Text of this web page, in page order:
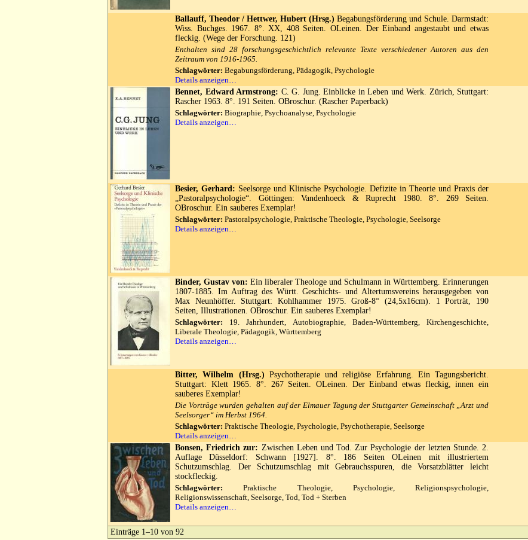
Ballauff, Theodor / Hettwer, Hubert (Hrsg.) Begabungsförderung und Schule. Darmstadt:
Wiss. Buchges. 1967. 8°. XX, 408 Seiten. OLeinen. Der Einband angestaubt und etwas
fleckig. (Wege der Forschung. 121)
Enthalten sind 28 forschungsgeschichtlich relevante Texte verschiedener Autoren aus den
Zeitraum von 1916-1965.
Schlagwörter: Begabungsförderung, Pädagogik, Psychologie
Details anzeigen…
Bennet, Edward Armstrong: C. G. Jung. Einblicke in Leben und Werk. Zürich, Stuttgart:
Rascher 1963. 8°. 191 Seiten. OBroschur. (Rascher Paperback)
Schlagwörter: Biographie, Psychoanalyse, Psychologie
Details anzeigen…
Besier, Gerhard: Seelsorge und Klinische Psychologie. Defizite in Theorie und Praxis der
„Pastoralpsychologie“. Göttingen: Vandenhoeck & Ruprecht 1980. 8°. 269 Seiten.
OBroschur. Ein sauberes Exemplar!
Schlagwörter: Pastoralpsychologie, Praktische Theologie, Psychologie, Seelsorge
Details anzeigen…
Binder, Gustav von: Ein liberaler Theologe und Schulmann in Württemberg. Erinnerungen
1807-1885. Im Auftrag des Württ. Geschichts- und Altertumsvereins herausgegeben von
Max Neunhöffer. Stuttgart: Kohlhammer 1975. Groß-8° (24,5x16cm). 1 Porträt, 190
Seiten, Illustrationen. OBroschur. Ein sauberes Exemplar!
Schlagwörter: 19. Jahrhundert, Autobiographie, Baden-Württemberg, Kirchengeschichte,
Liberale Theologie, Pädagogik, Württemberg
Details anzeigen…
Bitter, Wilhelm (Hrsg.) Psychotherapie und religiöse Erfahrung. Ein Tagungsbericht.
Stuttgart: Klett 1965. 8°. 267 Seiten. OLeinen. Der Einband etwas fleckig, innen ein
sauberes Exemplar!
Die Vorträge wurden gehalten auf der Elmauer Tagung der Stuttgarter Gemeinschaft „Arzt und
Seelsorger“ im Herbst 1964.
Schlagwörter: Praktische Theologie, Psychologie, Psychotherapie, Seelsorge
Details anzeigen…
Bonsen, Friedrich zur: Zwischen Leben und Tod. Zur Psychologie der letzten Stunde. 2.
Auflage Düsseldorf: Schwann [1927]. 8°. 186 Seiten OLeinen mit illustriertem
Schutzumschlag. Der Schutzumschlag mit Gebrauchsspuren, die Vorsatzblätter leicht
stockfleckig.
Schlagwörter: Praktische Theologie, Psychologie, Religionspsychologie,
Religionswissenschaft, Seelsorge, Tod, Tod + Sterben
Details anzeigen…
Einträge 1–10 von 92